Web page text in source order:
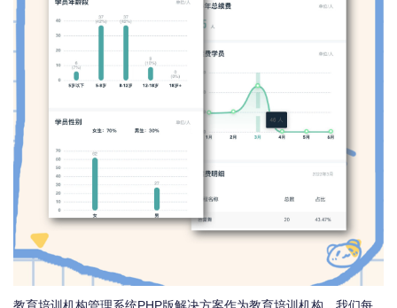
教育培训机构管理系统PHP版解决方案作为教育培训机构，我们每